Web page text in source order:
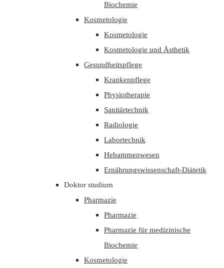
Biochemie
Kosmetologie
Kosmetologie
Kosmetologie und Ästhetik
Gesundheitspflege
Krankenpflege
Physiotherapie
Sanitärtechnik
Radiologie
Labortechnik
Hebammenwesen
Ernährungswissenschaft-Diätetik
Doktor studium
Pharmazie
Pharmazie
Pharmazie für medizinische
Biochemie
Kosmetologie